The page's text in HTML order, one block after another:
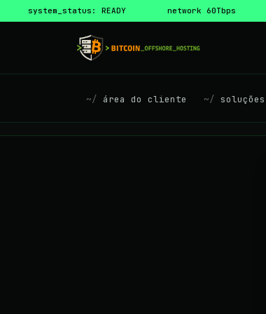
system_status: READY network 60Tbps
área do cliente soluções